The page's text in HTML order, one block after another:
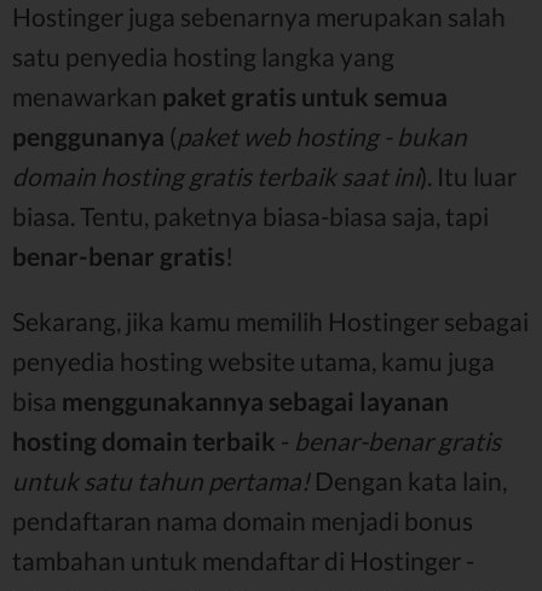
Hostinger juga sebenarnya merupakan salah
satu penyedia hosting langka yang
menawarkan paket gratis untuk semua
penggunanya (paket web hosting - bukan
domain hosting gratis terbaik saat ini). Itu luar
biasa. Tentu, paketnya biasa-biasa saja, tapi
benar-benar gratis!
Sekarang, jika kamu memilih Hostinger sebagai
penyedia hosting website utama, kamu juga
bisa menggunakannya sebagai layanan
hosting domain terbaik - benar-benar gratis
untuk satu tahun pertama!Dengan kata lain,
pendaftaran nama domain menjadi bonus
tambahan untuk mendaftar di Hostinger -